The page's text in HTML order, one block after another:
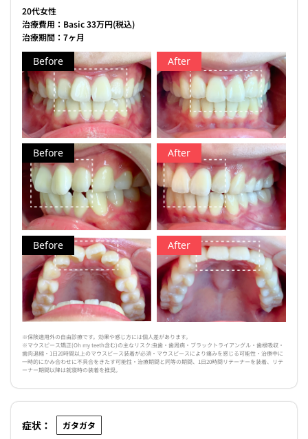
20代女性
治療費用：Basic 33万円(税込)
治療期間：7ヶ月
Before After
Before After
Before After
※保険適用外の自由診療です。効果や感じ方には個人差があります。
※マウスピース矯正(Oh my teeth含む)の主なリスク:虫歯・歯周病・ブラックトライアングル・歯根吸収・
歯肉退縮・1日20時間以上のマウスピース装着が必須・マウスピースにより痛みを感じる可能性・治療中に
一時的にかみ合わせに不具合をきたす可能性・治療期間と同等の期間、1日20時間リテーナーを装着、リテ
ーナー期間以降は就寝時の装着を推奨。
症状： ガタガタ